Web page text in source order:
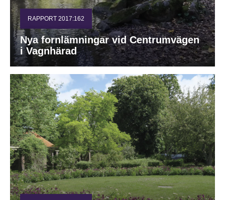
RAPPORT 2017:162
Nya fornlämningar vid Centrumvägen
i Vagnhärad